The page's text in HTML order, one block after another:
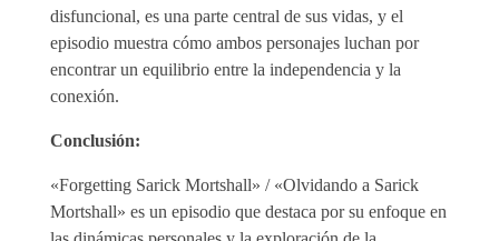
disfuncional, es una parte central de sus vidas, y el
episodio muestra cómo ambos personajes luchan por
encontrar un equilibrio entre la independencia y la
conexión.
Conclusión:
«Forgetting Sarick Mortshall» / «Olvidando a Sarick
Mortshall» es un episodio que destaca por su enfoque en